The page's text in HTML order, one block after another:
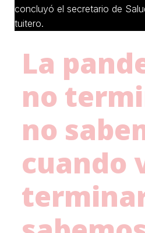
concluyó el secretario de
tuitero.
La
no
no
cuando